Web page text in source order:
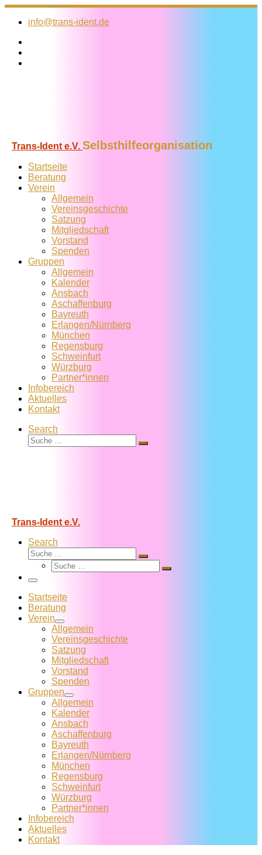
Zum
Inhalt
info@trans-ident.de
Trans-Ident e.V. Selbsthilfeorganisation
Startseite
Beratung
Verein
Allgemein
Vereins­geschichte
Satzung
Mitglied­schaft
Vorstand
Spenden
Gruppen
Allgemein
Kalender
Ansbach
Aschaffenburg
Bayreuth
Erlangen/Nürnberg
München
Regensburg
Schweinfurt
Würzburg
Partner*innen
Infobereich
Aktuelles
Kontakt
Search
Suche
Suche
Trans-Ident e.V.
Search
Suche
Suche
Suche
Suche
Menü
Startseite
Beratung
Verein
Allgemein
Vereins­geschichte
Satzung
Mitglied­schaft
Vorstand
Spenden
Gruppen
Allgemein
Kalender
Ansbach
Aschaffenburg
Bayreuth
Erlangen/Nürnberg
München
Regensburg
Schweinfurt
Würzburg
Partner*innen
Infobereich
Aktuelles
Kontakt